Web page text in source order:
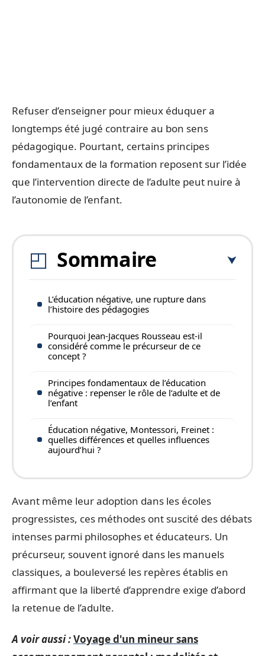
Refuser d’enseigner pour mieux éduquer a
longtemps été jugé contraire au bon sens
pédagogique. Pourtant, certains principes
fondamentaux de la formation reposent sur l’idée
que l’intervention directe de l’adulte peut nuire à
l’autonomie de l’enfant.
Sommaire
L’éducation négative, une rupture dans
l’histoire des pédagogies
Pourquoi Jean-Jacques Rousseau est-il
considéré comme le précurseur de ce
concept ?
Principes fondamentaux de l’éducation
négative : repenser le rôle de l’adulte et de
l’enfant
Éducation négative, Montessori, Freinet :
quelles différences et quelles influences
aujourd’hui ?
Avant même leur adoption dans les écoles
progressistes, ces méthodes ont suscité des débats
intenses parmi philosophes et éducateurs. Un
précurseur, souvent ignoré dans les manuels
classiques, a bouleversé les repères établis en
affirmant que la liberté d’apprendre exige d’abord
la retenue de l’adulte.
A voir aussi :Voyage d'un mineur sans